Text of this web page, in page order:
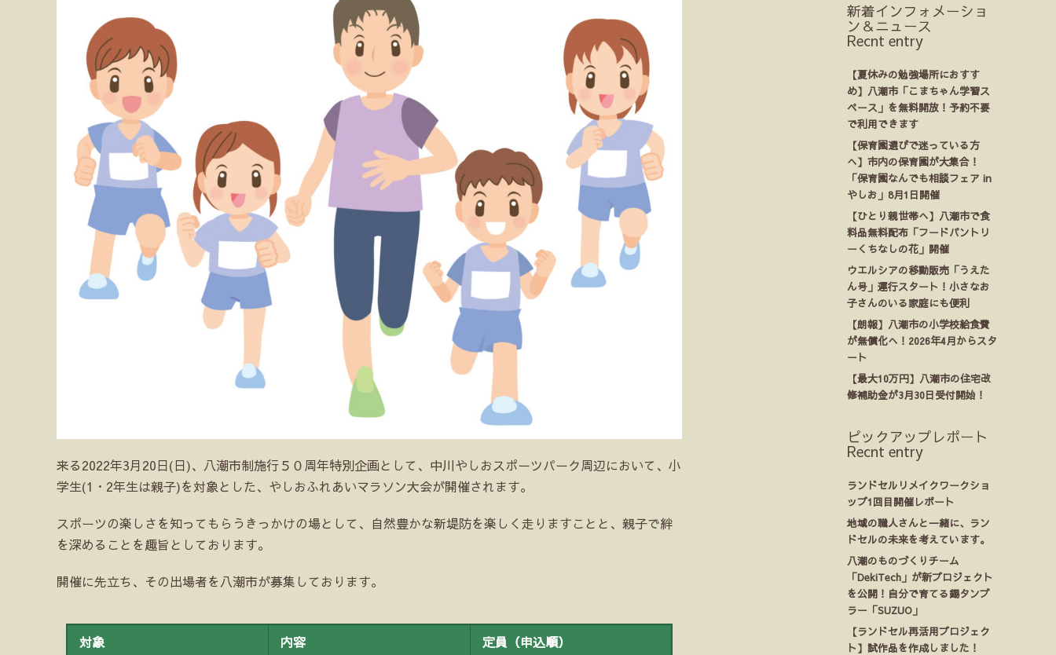
来る2022年3月20日(日)、八潮市制施行５０周年特別企画として、中川やしおスポーツパーク周辺において、小
学生(1・2年生は親子)を対象とした、やしおふれあいマラソン大会が開催されます。
スポーツの楽しさを知ってもらうきっかけの場として、自然豊かな新堤防を楽しく走りますことと、親子で絆
を深めることを趣旨としております。
開催に先立ち、その出場者を八潮市が募集しております。
対象 内容
定員（申込順）
新着インフォメーショ
ン＆ニュース
Recnt entry
【夏休みの勉強場所におすす
め】八潮市「こまちゃん学習ス
ペース」を無料開放！予約不要
で利用できます
【保育園選びで迷っている方
へ】市内の保育園が大集合！
「保育園なんでも相談フェア in
やしお」8月1日開催
【ひとり親世帯へ】八潮市で食
料品無料配布「フードパントリ
ーくちなしの花」開催
ウエルシアの移動販売「うえた
ん号」運行スタート！小さなお
子さんのいる家庭にも便利
【朗報】八潮市の小学校給食費
が無償化へ！2026年4月からスタ
ート
【最大10万円】八潮市の住宅改
修補助金が3月30日受付開始！
ピックアップレポート
Recnt entry
ランドセルリメイクワークショ
ップ1回目開催レポート
地域の職人さんと一緒に、ラン
ドセルの未来を考えています。
八潮のものづくりチーム
「DekiTech」が新プロジェクト
を公開！自分で育てる錫タンブ
ラー「SUZUO」
【ランドセル再活用プロジェク
ト】試作品を作成しました！